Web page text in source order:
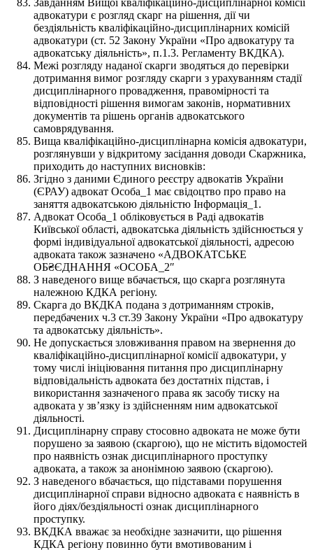
адвокатури є розгляд скарг на рішення, дії чи
бездіяльність кваліфікаційно-дисциплінарних комісій
адвокатури (ст. 52 Закону України «Про адвокатуру та
адвокатську діяльність», п.1.3. Регламенту ВКДКА).
Межі розгляду наданої скарги зводяться до перевірки
дотримання вимог розгляду скарги з урахуванням стадії
дисциплінарного провадження, правомірності та
відповідності рішення вимогам законів, нормативних
документів та рішень органів адвокатського
самоврядування.
Вища кваліфікаційно-дисциплінарна комісія адвокатури,
розглянувши у відкритому засідання доводи Скаржника,
приходить до наступних висновків:
Згідно з даними Єдиного реєстру адвокатів України
(ЄРАУ) адвокат Особа_1 має свідоцтво про право на
заняття адвокатською діяльністю Інформація_1.
Адвокат Особа_1 обліковується в Раді адвокатів
Київської області, адвокатська діяльність здійснюється у
формі індивідуальної адвокатської діяльності, адресою
адвоката також зазначено «АДВОКАТСЬКЕ
ОБ₴ЄДНАННЯ «ОСОБА_2″
З наведеного вище вбачається, що скарга розглянута
належною КДКА регіону.
Скарга до ВКДКА подана з дотриманням строків,
передбачених ч.3 ст.39 Закону України «Про адвокатуру
та адвокатську діяльність».
Не допускається зловживання правом на звернення до
кваліфікаційно-дисциплінарної комісії адвокатури, у
тому числі ініціювання питання про дисциплінарну
відповідальність адвоката без достатніх підстав, і
використання зазначеного права як засобу тиску на
адвоката у зв’язку із здійсненням ним адвокатської
діяльності.
Дисциплінарну справу стосовно адвоката не може бути
порушено за заявою (скаргою), що не містить відомостей
про наявність ознак дисциплінарного проступку
адвоката, а також за анонімною заявою (скаргою).
З наведеного вбачається, що підставами порушення
дисциплінарної справи відносно адвоката є наявність в
його діях/бездіяльності ознак дисциплінарного
проступку.
ВКДКА вважає за необхідне зазначити, що рішення
КДКА регіону повинно бути вмотивованим і